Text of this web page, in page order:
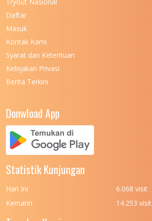
UNIVERSITAS NEGERI MANADO
UNIVERSITAS NEGERI MEDAN
UNIVERSITAS NEGERI PADANG
UNIVERSITAS NUSA CENDANA
UNIVERSITAS PADJADJARAN
UNIVERSITAS PATTIMURA
(UPN) VETERAN JAKARTA
Daftar
Masuk
Kontak Kami
Syarat dan Ketentuan
Kebijakan Privasi
Berita Terkini
Donwload App
Statistik Kunjungan
Hari Ini
6.068 visit
Kemarin
14.253 visit